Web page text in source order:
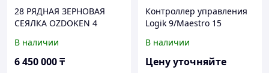
28 РЯДНАЯ ЗЕРНОВАЯ
СЕЯЛКА OZDOKEN 4
В наличии
6 450 000₸
Контроллер управления
Logik 9/Maestro 15
В наличии
Цену уточняйте